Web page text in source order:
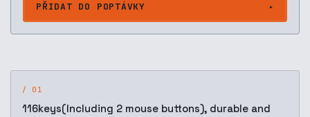
PŘIDAT DO POPTÁVKY
/ 01
116keys(Including 2 mouse buttons), durable and